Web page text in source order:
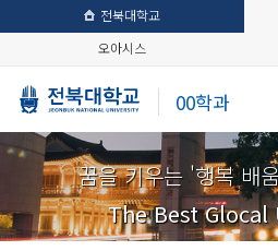
전북대학교
오아시스
00학과
꿈을 키우는 '행복 배
The Best